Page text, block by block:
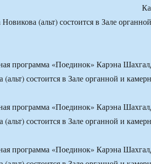
(альт) состоится в Зале
программа «Поединок» Карэна
(альт) состоится в Зале органной и
программа «Поединок» Карэна
(альт) состоится в Зале органной и
программа «Поединок» Карэна